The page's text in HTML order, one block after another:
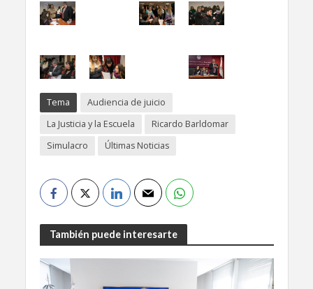
Tema
Audiencia de juicio
La Justicia y la Escuela
Ricardo Barldomar
Simulacro
Últimas Noticias
También puede interesarte